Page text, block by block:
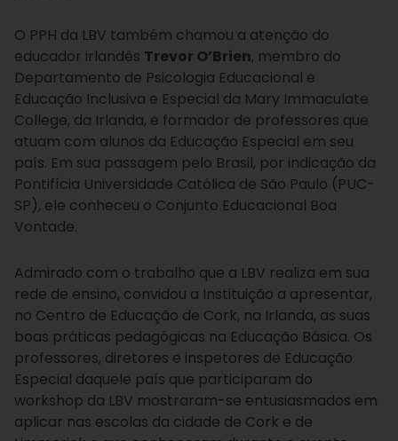
O PPH da LBV também chamou a atenção do
educador irlandês Trevor O’Brien, membro do
Departamento de Psicologia Educacional e
Educação Inclusiva e Especial da Mary Immaculate
College, da Irlanda, e formador de professores que
atuam com alunos da Educação Especial em seu
país. Em sua passagem pelo Brasil, por indicação da
Pontifícia Universidade Católica de São Paulo (PUC-
SP), ele conheceu o Conjunto Educacional Boa
Vontade.
Admirado com o trabalho que a LBV realiza em sua
rede de ensino, convidou a Instituição a apresentar,
no Centro de Educação de Cork, na Irlanda, as suas
boas práticas pedagógicas na Educação Básica. Os
professores, diretores e inspetores de Educação
Especial daquele país que participaram do
workshop da LBV mostraram-se entusiasmados em
aplicar nas escolas da cidade de Cork e de